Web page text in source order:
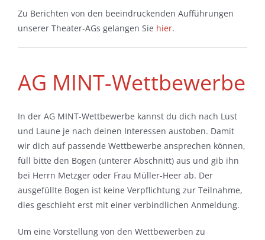
Zu Berichten von den beeindruckenden Aufführungen
unserer Theater-AGs gelangen Sie hier.
AG MINT-Wettbewerbe
In der AG MINT-Wettbewerbe kannst du dich nach Lust
und Laune je nach deinen Interessen austoben. Damit
wir dich auf passende Wettbewerbe ansprechen können,
füll bitte den Bogen (unterer Abschnitt) aus und gib ihn
bei Herrn Metzger oder Frau Müller-Heer ab. Der
ausgefüllte Bogen ist keine Verpflichtung zur Teilnahme,
dies geschieht erst mit einer verbindlichen Anmeldung.
Um eine Vorstellung von den Wettbewerben zu